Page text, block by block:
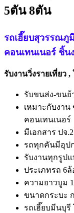
5ตัน 8ตัน
รถเฮี๊ยบสุวรรณภู
คอนเทนเนอร์ ชิ้
รับงานวิ่งรายเที่ยว
รับขนส่ง-ขนย้
เหมาะกับงา
คอนเทนเนอร์
มีเอกสาร ปจ
รถทุกคันมีอุป
รับงานทุกรูปแ
ประเภทรถ 6ล้
ความยาวบูม
ขนาดกระบะ ก
รถเฮี๊ยบมีนบุ